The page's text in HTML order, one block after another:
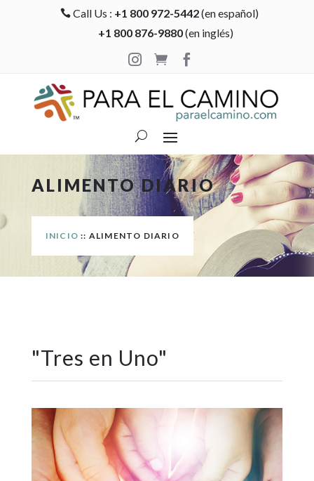
 Call Us : +1 800 972-5442(en español)
+1 800 876-9880(en inglés)

 
ALIMENTO DIARIO
INICIO :: ALIMENTO DIARIO
"Tres en Uno"